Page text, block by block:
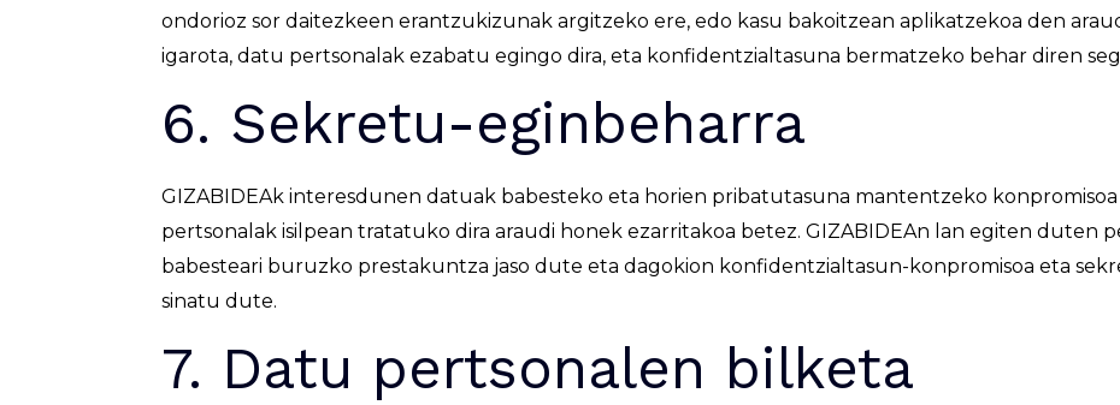
ondorioz sor daitezkeen erantzukizunak argitzeko ere, edo kasu bakoitzean aplikatzekoa den
igarota, datu pertsonalak ezabatu egingo dira, eta konfidentzialtasuna bermatzeko behar diren
6. Sekretu-eginbeharra
GIZABIDEAk interesdunen datuak babesteko eta horien pribatutasuna mantentzeko
pertsonalak isilpean tratatuko dira araudi honek ezarritakoa betez. GIZABIDEAn lan egiten duten
babesteari buruzko prestakuntza jaso dute eta dagokion konfidentzialtasun-konpromisoa eta
sinatu dute.
7. Datu pertsonalen bilketa